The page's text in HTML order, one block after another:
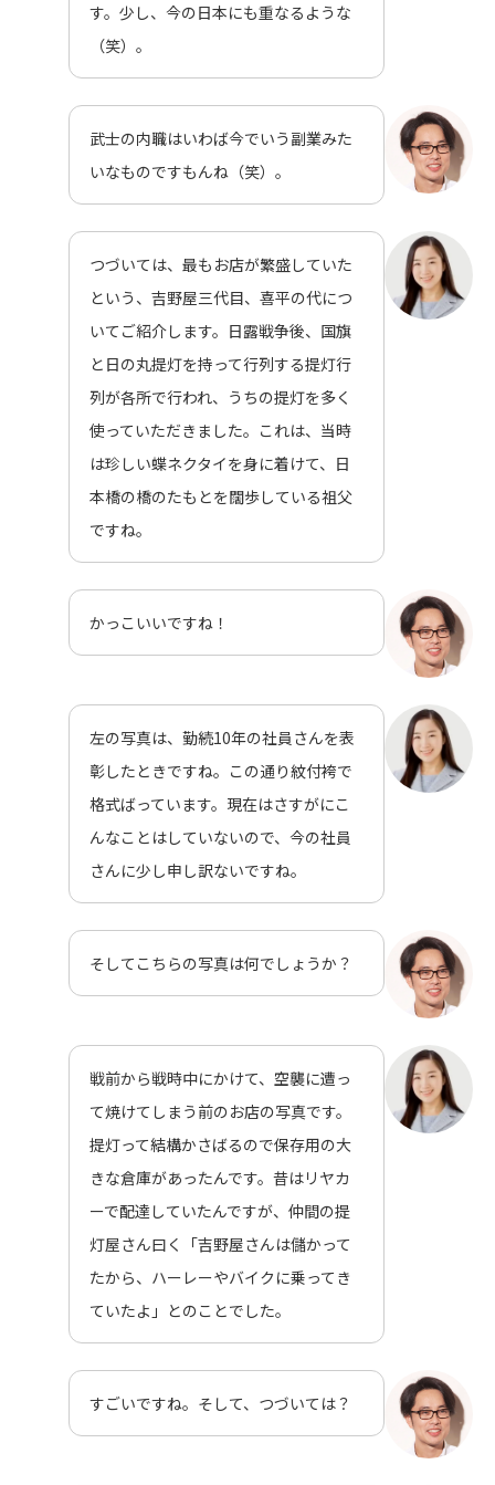
す。少し、今の日本にも重なるような
（笑）。
武士の内職はいわば今でいう副業みた
いなものですもんね（笑）。
つづいては、最もお店が繁盛していた
という、吉野屋三代目、喜平の代につ
いてご紹介します。日露戦争後、国旗
と日の丸提灯を持って行列する提灯行
列が各所で行われ、うちの提灯を多く
使っていただきました。これは、当時
は珍しい蝶ネクタイを身に着けて、日
本橋の橋のたもとを闊歩している祖父
ですね。
かっこいいですね！
左の写真は、勤続10年の社員さんを表
彰したときですね。この通り紋付袴で
格式ばっています。現在はさすがにこ
んなことはしていないので、今の社員
さんに少し申し訳ないですね。
そしてこちらの写真は何でしょうか？
戦前から戦時中にかけて、空襲に遭っ
て焼けてしまう前のお店の写真です。
提灯って結構かさばるので保存用の大
きな倉庫があったんです。昔はリヤカ
ーで配達していたんですが、仲間の提
灯屋さん曰く「吉野屋さんは儲かって
たから、ハーレーやバイクに乗ってき
ていたよ」とのことでした。
すごいですね。そして、つづいては？